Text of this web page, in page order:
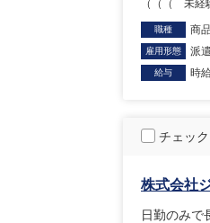
（（（ 未経
職種 商
雇用形態 派
給与 時
チェッ
株式会社
日勤のみで